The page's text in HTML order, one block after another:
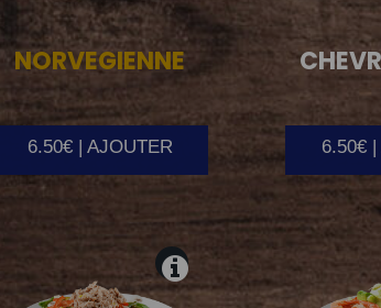
NORVEGIENNE
6.50€ | AJOUTER 6.50€